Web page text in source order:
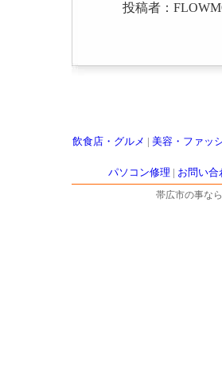
投稿者：
飲食店・グルメ 美容・ファッ
パソコン修理 お問い合
帯広市の事な